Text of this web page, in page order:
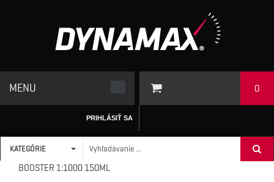
MENU 0
PRIHLÁSIŤ SA
KATEGÓRIE
ÚVODNÁ STRÁNKA / ADITÍVA > DIESEL
BOOSTER 1:1000 150ML